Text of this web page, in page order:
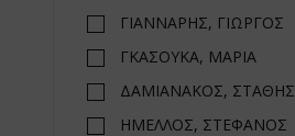
ΓΙΑΝΝΑΡΗΣ, ΓΙΩΡΓΟΣ
ΓΚΑΣΟΥΚΑ, ΜΑΡΙΑ
ΔΑΜΙΑΝΑΚΟΣ, ΣΤΑΘΗΣ
ΗΜΕΛΛΟΣ, ΣΤΕΦΑΝΟΣ